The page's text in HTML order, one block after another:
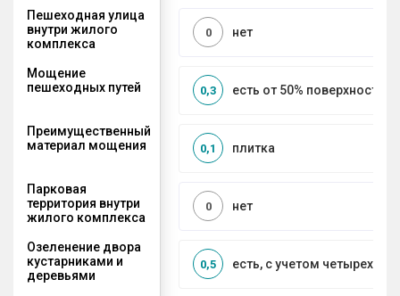
Пешеходная улица
внутри жилого
комплекса
нет
0
Мощение
пешеходных путей
есть от 50% поверхности
0,3
Преимущественный
материал мощения
плитка
0,1
Парковая
территория внутри
жилого комплекса
нет
0
Озеленение двора
кустарниками и
деревьями
есть, с учетом четырех
0,5